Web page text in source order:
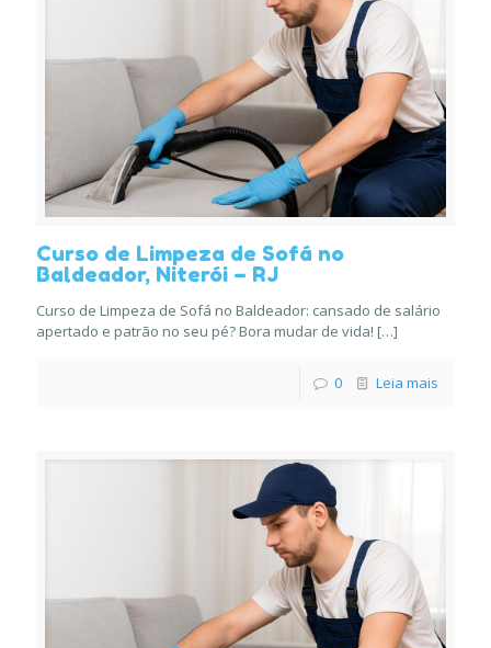
Curso de Limpeza de Sofá no
Baldeador, Niterói – RJ
Curso de Limpeza de Sofá no Baldeador: cansado de salário
apertado e patrão no seu pé? Bora mudar de vida! […]
0 Leia mais